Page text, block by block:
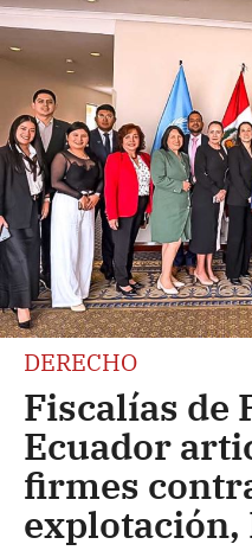
DERECHO
Fiscalías de
Ecuador
firmes